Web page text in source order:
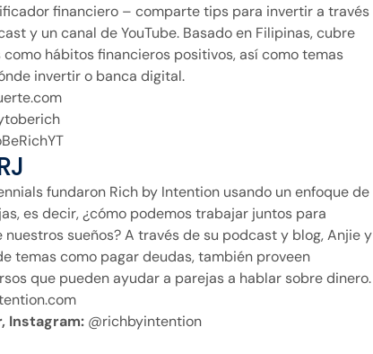
financiero – comparte tips para invertir a través
y un canal de YouTube. Basado en Filipinas, cubre
hábitos financieros positivos, así como temas
invertir o banca digital.
fundaron Rich by Intention usando un enfoque de
es decir, ¿cómo podemos trabajar juntos para
sueños? A través de su podcast y blog, Anjie y
temas como pagar deudas, también proveen
que pueden ayudar a parejas a hablar sobre dinero.
Instagram: @richbyintention